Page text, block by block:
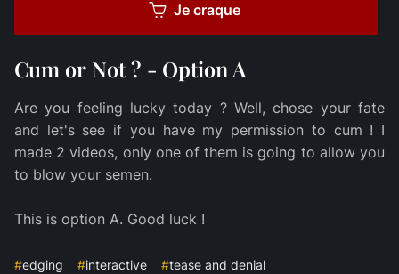
Je craque
Cum or Not ? - Option A
Are you feeling lucky today ? Well, chose your fate
and let's see if you have my permission to cum ! I
made 2 videos, only one of them is going to allow you
to blow your semen.
This is option A. Good luck !
#edging #interactive #tease and denial